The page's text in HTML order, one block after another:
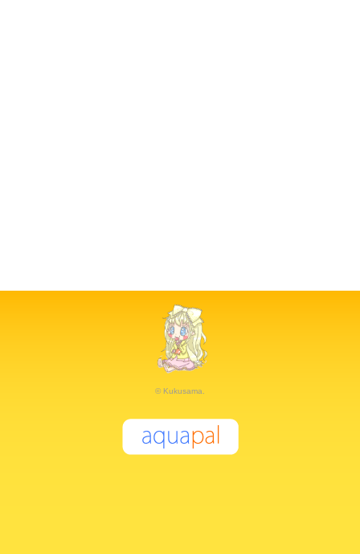
© Kukusama.